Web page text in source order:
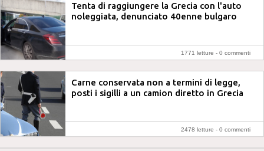
Tenta di raggiungere la Grecia con l'auto
noleggiata, denunciato 40enne bulgaro
1771 letture - 0 commenti
Carne conservata non a termini di legge,
posti i sigilli a un camion diretto in Grecia
2478 letture - 0 commenti